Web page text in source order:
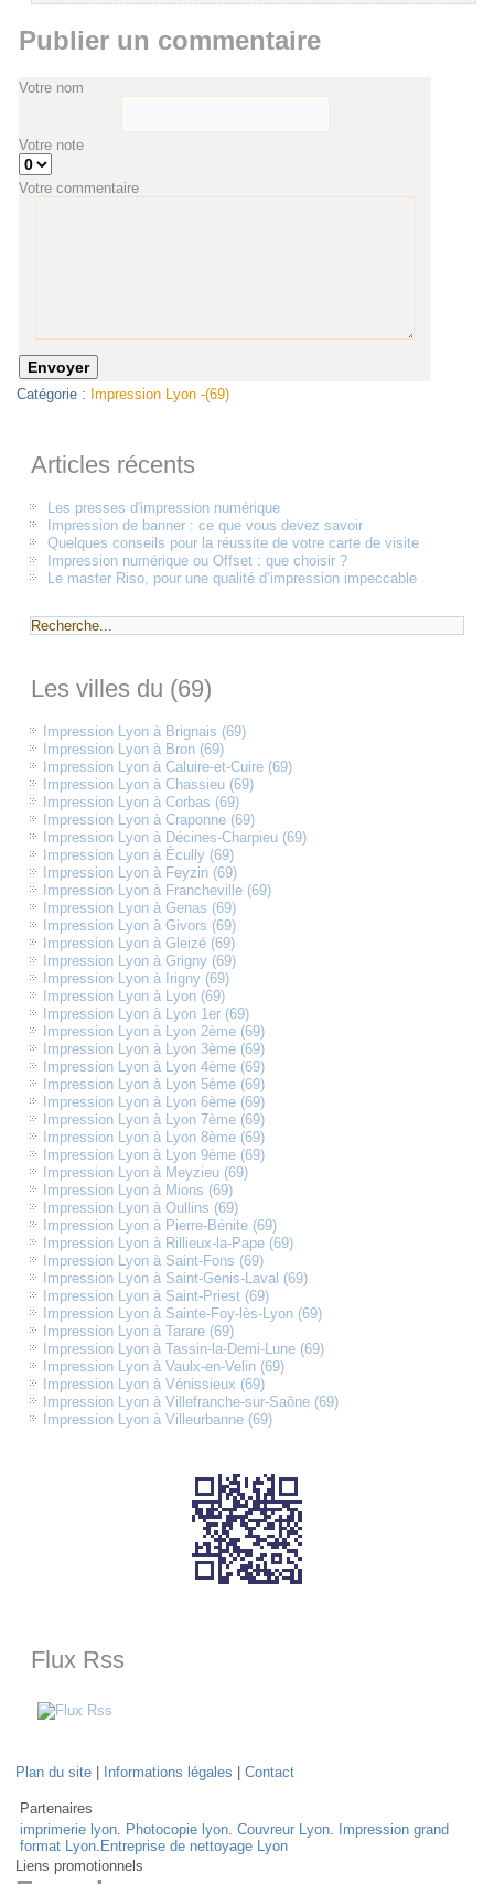
Publier un commentaire
Votre nom
Votre note
Votre commentaire
Catégorie : Impression Lyon -(69)
Articles récents
Les presses d'impression numérique
Impression de banner : ce que vous devez savoir
Quelques conseils pour la réussite de votre carte de visite
Impression numérique ou Offset : que choisir ?
Le master Riso, pour une qualité d’impression impeccable
Les villes du (69)
Impression Lyon à Brignais (69)
Impression Lyon à Bron (69)
Impression Lyon à Caluire-et-Cuire (69)
Impression Lyon à Chassieu (69)
Impression Lyon à Corbas (69)
Impression Lyon à Craponne (69)
Impression Lyon à Décines-Charpieu (69)
Impression Lyon à Écully (69)
Impression Lyon à Feyzin (69)
Impression Lyon à Francheville (69)
Impression Lyon à Genas (69)
Impression Lyon à Givors (69)
Impression Lyon à Gleizé (69)
Impression Lyon à Grigny (69)
Impression Lyon à Irigny (69)
Impression Lyon à Lyon (69)
Impression Lyon à Lyon 1er (69)
Impression Lyon à Lyon 2ème (69)
Impression Lyon à Lyon 3ème (69)
Impression Lyon à Lyon 4ème (69)
Impression Lyon à Lyon 5ème (69)
Impression Lyon à Lyon 6ème (69)
Impression Lyon à Lyon 7ème (69)
Impression Lyon à Lyon 8ème (69)
Impression Lyon à Lyon 9ème (69)
Impression Lyon à Meyzieu (69)
Impression Lyon à Mions (69)
Impression Lyon à Oullins (69)
Impression Lyon à Pierre-Bénite (69)
Impression Lyon à Rillieux-la-Pape (69)
Impression Lyon à Saint-Fons (69)
Impression Lyon à Saint-Genis-Laval (69)
Impression Lyon à Saint-Priest (69)
Impression Lyon à Sainte-Foy-lès-Lyon (69)
Impression Lyon à Tarare (69)
Impression Lyon à Tassin-la-Demi-Lune (69)
Impression Lyon à Vaulx-en-Velin (69)
Impression Lyon à Vénissieux (69)
Impression Lyon à Villefranche-sur-Saône (69)
Impression Lyon à Villeurbanne (69)
Flux Rss
Plan du site Informations légales |Contact
Partenaires
imprimerie lyon. Photocopie lyon. Couvreur Lyon.
Impression grand
format Lyon. Entreprise de nettoyage Lyon
Liens promotionnels